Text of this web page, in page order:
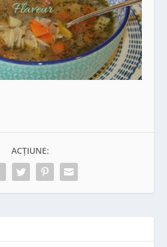
ACȚIUNE: